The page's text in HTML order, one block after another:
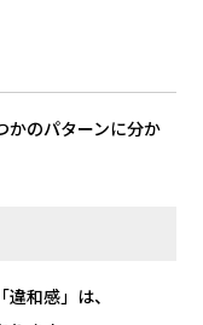
かのパターンに分か
和感」は、